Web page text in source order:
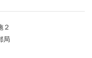
２
局